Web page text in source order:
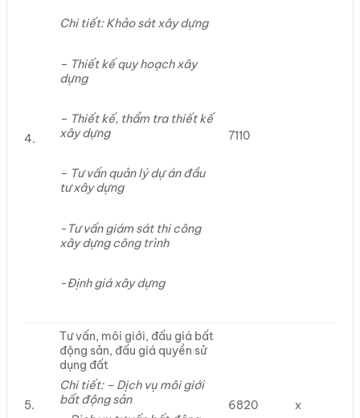
4.
Chi tiết: Khảo sát xây dựng
– Thiết kế quy hoạch xây
dựng
– Thiết kế, thẩm tra thiết kế
xây dựng
– Tư vấn quản lý dự án đầu
tư xây dựng
-Tư vấn giám sát thi công
xây dựng công trình
-Định giá xây dựng
7110
5.
Tư vấn, môi giới, đấu giá bất
động sản, đấu giá quyền sử
dụng đất
Chi tiết: – Dịch vụ môi giới
bất động sản
6820 x